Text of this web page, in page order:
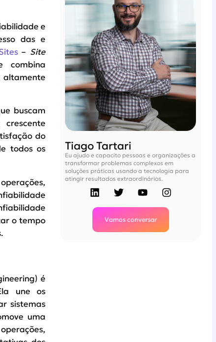
e
das e
– Site
combina
buscam
do
todos os
o tempo
é
une os
sistemas
uma
Tiago Tartari
Eu ajudo e capacito pessoas e organizações a
transformar problemas complexos em
soluções práticas usando a tecnologia para
atingir resultados extraordinários.
Vamos conversar